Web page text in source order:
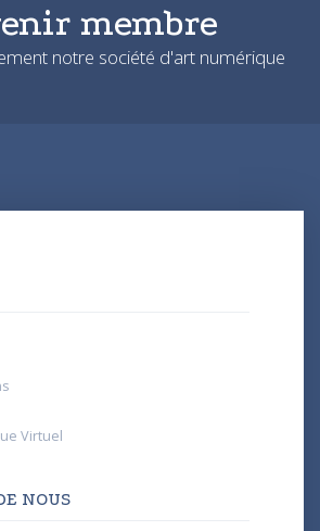
membre
notre société d'art numérique
Virtuel
NOUS